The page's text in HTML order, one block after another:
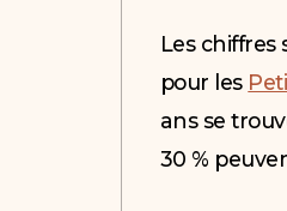
Les chiffres
pour les
ans se
30 %